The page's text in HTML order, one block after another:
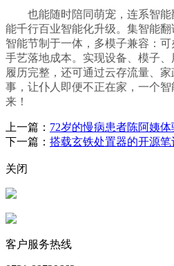
也能随时陪同萌宠，连系智能
能千行百业智能化升级。集智能翻
智能节制于一体，多模子兼容：
手艺落地成本。实现设备、模子
履历完整，还可通过云存流量、
事，让仆人即便不正在家，一个
来！
上一篇： 72岁的慢病患者陈阿姨
下一篇： 搭载玄铁处置器的开源
关闭
客户服务热线